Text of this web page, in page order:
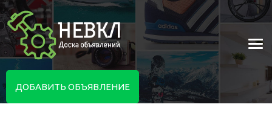
ДОБАВИТЬ ОБЪЯВЛЕНИЕ